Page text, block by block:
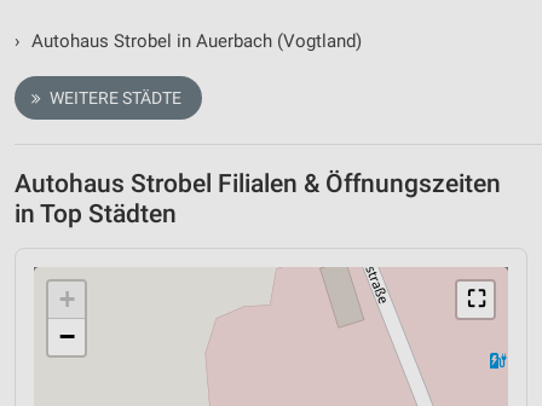
› Autohaus Strobel in Auerbach (Vogtland)
WEITERE STÄDTE
Autohaus Strobel Filialen & Öffnungszeiten
in Top Städten
⛶
+
−